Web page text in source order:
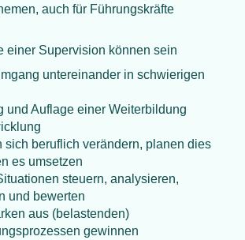
auch für Führungskräfte
einer Supervision können sein
untereinander in schwierigen
und Auflage einer Weiterbildung
sich beruflich verändern, planen dies
es umsetzen
steuern, analysieren,
und bewerten
aus (belastenden)
gewinnen